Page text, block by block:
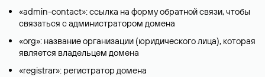
«admin-contact»: ссылка на форму обратной связи, чтобы
связаться с администратором домена
«org»: название организации (юридического лица), которая
является владельцем домена
«registrar»: регистратор домена